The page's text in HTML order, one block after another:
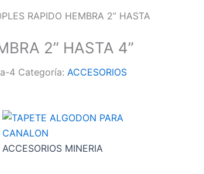
RAPIDO HEMBRA 2” HASTA
2” HASTA 4”
4 Categoría: ACCESORIOS
ACCESORIOS MINERIA